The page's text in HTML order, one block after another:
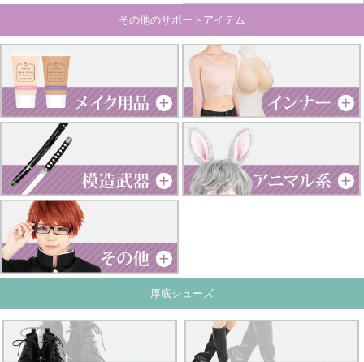
その他のサポートアイテム
厚底シューズ